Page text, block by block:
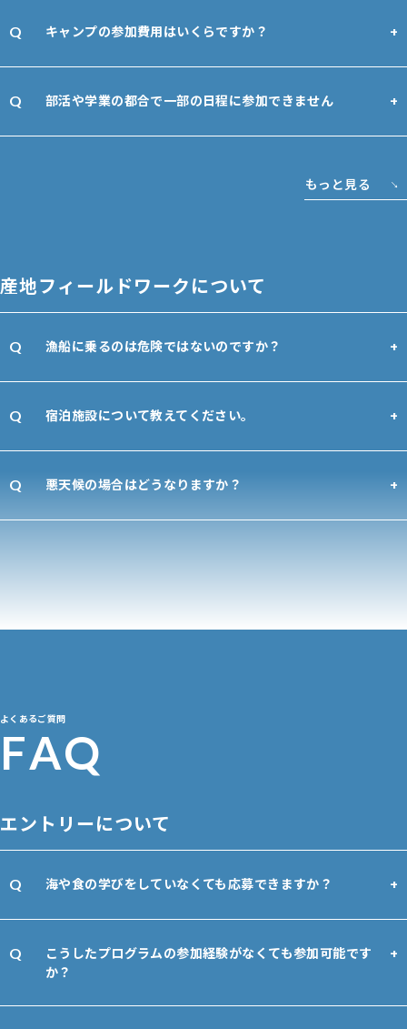
キャンプの参加費用はいくらですか？
部活や学業の都合で一部の日程に参加できません
もっと見る
産地フィールドワークについて
漁船に乗るのは危険ではないのですか？
宿泊施設について教えてください。
悪天候の場合はどうなりますか？
よくあるご質問
FAQ
エントリーについて
海や食の学びをしていなくても応募できますか？
こうしたプログラムの参加経験がなくても参加可能です
か？